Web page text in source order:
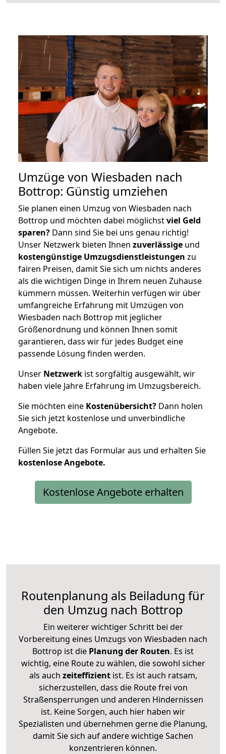
Umzüge von Wiesbaden nach
Bottrop: Günstig umziehen
Sie planen einen Umzug von Wiesbaden nach
Bottrop und möchten dabei möglichstviel Geld
sparen? Dann sind Sie bei uns genau richtig!
Unser Netzwerk bieten Ihnen zuverlässige und
kostengünstige Umzugsdienstleistungen zu
fairen Preisen, damit Sie sich um nichts anderes
als die wichtigen Dinge in Ihrem neuen Zuhause
kümmern müssen. Weiterhin verfügen wir über
umfangreiche Erfahrung mit Umzügen von
Wiesbaden nach Bottrop mit jeglicher
Größenordnung und können Ihnen somit
garantieren, dass wir für jedes Budget eine
passende Lösung finden werden.
Unser Netzwerk ist sorgfältig ausgewählt, wir
haben viele Jahre Erfahrung im Umzugsbereich.
Sie möchten eine Kostenübersicht? Dann holen
Sie sich jetzt kostenlose und unverbindliche
Angebote.
Füllen Sie jetzt das Formular aus und erhalten Sie
kostenloseAngebote.
Kostenlose Angebote erhalten
Routenplanung als Beiladung für
den Umzug nach Bottrop
Ein weiterer wichtiger Schritt bei der
Vorbereitung eines Umzugs von Wiesbaden nach
Bottrop ist die Planung der Routen. Es ist
wichtig, eine Route zu wählen, die sowohl sicher
als auch zeiteffizientist. Es ist auch ratsam,
sicherzustellen, dass die Route frei von
Straßensperrungen und anderen Hindernissen
ist. Keine Sorgen, auch hier haben wir
Spezialisten und übernehmen gerne die Planung,
damit Sie sich auf andere wichtige Sachen
konzentrieren können.